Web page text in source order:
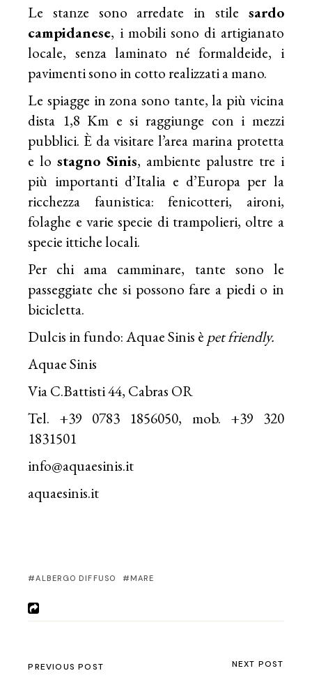
Le stanze sono arredate in stile sardo
campidanese, i mobili sono di artigianato
locale, senza laminato né formaldeide, i
pavimenti sono in cotto realizzati a mano.
Le spiagge in zona sono tante, la più vicina
dista 1,8 Km e si raggiunge con i mezzi
pubblici. È da visitare l’area marina protetta
e lostagno Sinis, ambiente palustre tre i
più importanti d’Italia e d’Europa per la
ricchezza faunistica: fenicotteri, aironi,
folaghe e varie specie di trampolieri, oltre a
specie ittiche locali.
Per chi ama camminare, tante sono le
passeggiate che si possono fare a piedi o in
bicicletta.
Dulcis in fundo: Aquae Sinis è pet friendly.
Aquae Sinis
Via C.Battisti 44, Cabras OR
Tel. +39 0783 1856050, mob. +39 320
1831501
info@aquaesinis.it
aquaesinis.it
ALBERGO DIFFUSO MARE
PREVIOUS POST NEXT POST